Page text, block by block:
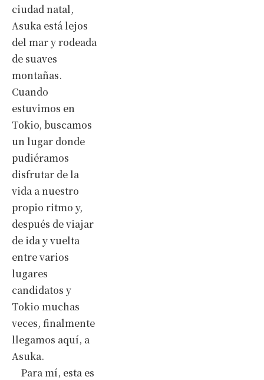
ciudad natal,
Asuka está lejos
del mar y rodeada
de suaves
montañas.
Cuando
estuvimos en
Tokio, buscamos
un lugar donde
pudiéramos
disfrutar de la
vida a nuestro
propio ritmo y,
después de viajar
de ida y vuelta
entre varios
lugares
candidatos y
Tokio muchas
veces, finalmente
llegamos aquí, a
Asuka.
Para mí, esta es